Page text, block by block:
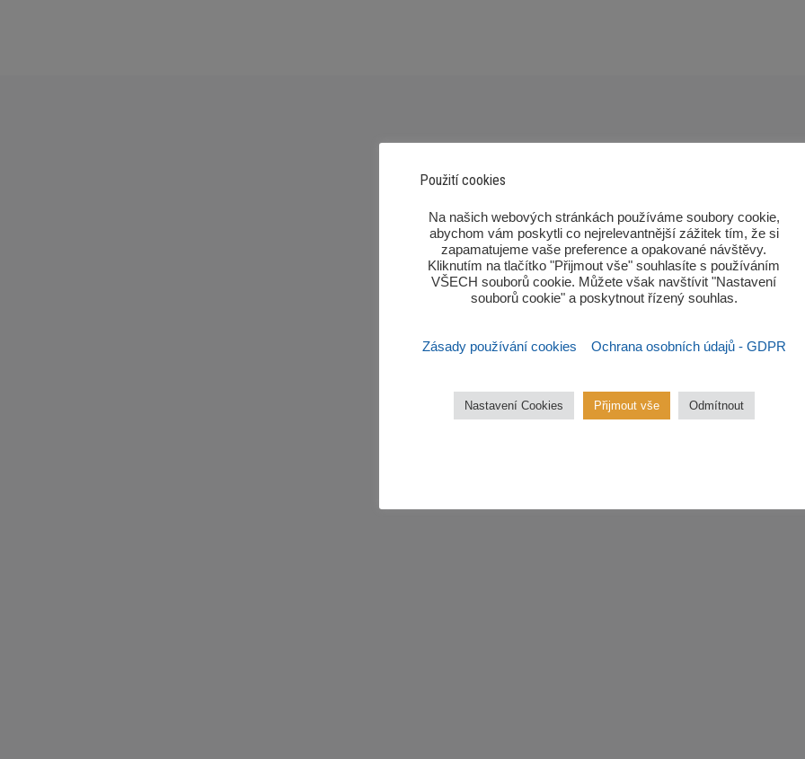
Použití cookies
‎Na našich webových stránkách používáme soubory cookie,
abychom vám poskytli co nejrelevantnější zážitek tím, že si
zapamatujeme vaše preference a opakované návštěvy.
Kliknutím na tlačítko "Přijmout vše" souhlasíte s používáním
VŠECH souborů cookie. Můžete však navštívit "Nastavení
souborů cookie" a poskytnout řízený souhlas.‎
Zásady používání cookies Ochrana osobních údajů - GDPR
Nastavení Cookies Přijmout vše Odmítnout